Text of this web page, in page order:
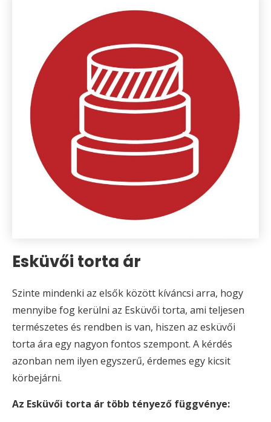
Esküvői torta ár
Szinte mindenki az elsők között kíváncsi arra, hogy
mennyibe fog kerülni az Esküvői torta, ami teljesen
természetes és rendben is van, hiszen az esküvői
torta ára egy nagyon fontos szempont. A kérdés
azonban nem ilyen egyszerű, érdemes egy kicsit
körbejárni.
Az Esküvői torta ár több tényező függvénye: